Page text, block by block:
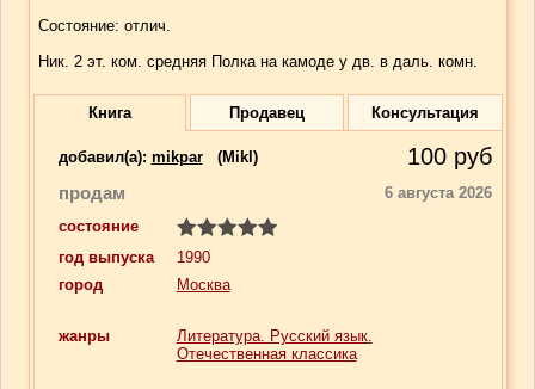
Состояние: отлич.
Ник. 2 эт. ком. средняя Полка на камоде у дв. в даль. комн.
Книга Продавец Консультация
добавил(a): mikpar (Mikl) 100 руб
продам
6 августа 2026
состояние
год выпуска
1990
город
Москва
жанры
Литература. Русский язык.
Отечественная классика